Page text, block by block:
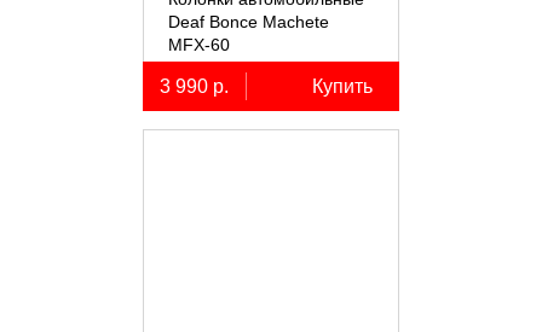
Deaf Bonce Machete
MFX-60
3 990 р. Купить